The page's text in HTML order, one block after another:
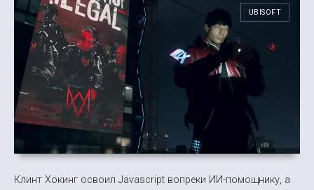
UBISOFT
Клинт Хокинг освоил Javascript вопреки ИИ-помощнику, а